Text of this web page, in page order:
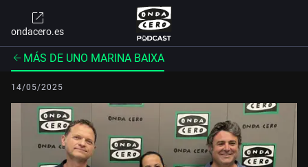
ondacero.es
MÁS DE UNO MARINA BAIXA
14/05/2025